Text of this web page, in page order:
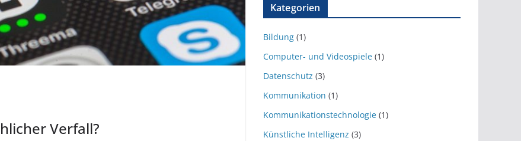
Verfall?
Kategorien
Bildung (1)
Computer- und Videospiele (1)
Datenschutz (3)
Kommunikation (1)
Kommunikationstechnologie (1)
Künstliche Intelligenz (3)